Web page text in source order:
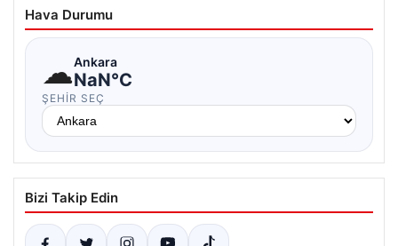
Hava Durumu
☁Ankara
NaN°C
ŞEHIR SEÇ
Bizi Takip Edin